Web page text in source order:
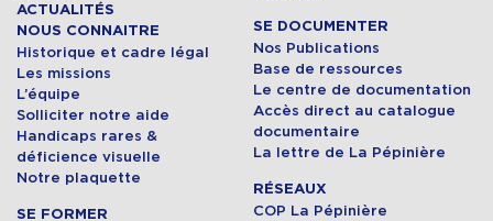
ACTUALITÉS
NOUS CONNAITRE
Historique et cadre légal
Les missions
L’équipe
Solliciter notre aide
Handicaps rares &
déficience visuelle
Notre plaquette
SE FORMER
SE DOCUMENTER
Nos Publications
Base de ressources
Le centre de documentation
Accès direct au catalogue
documentaire
La lettre de La Pépinière
RÉSEAUX
COP La Pépinière